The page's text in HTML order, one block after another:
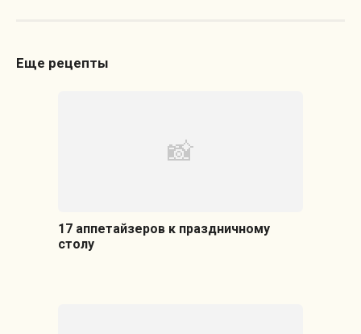
Еще рецепты
17 аппетайзеров к праздничному
столу